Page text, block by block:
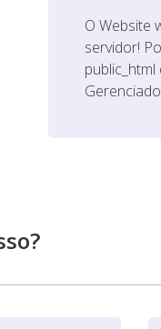
O Website
servidor!